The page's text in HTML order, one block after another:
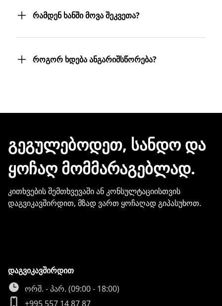
მითითებულ მისამართზე მოგაწვდით.
თუ თქვენი ბიზნესი რამდენიმე
ფილიალს/ლოკაციას მოიცავს,
მოგიტანთ. მიტანის სერვისი უფასოა.
რამდენ ხანში მოვა შეკვეთა?
თუმცა, ჩვენ ისეთი ყოჩაღები ვართ, 3
სამუშაო დღეც არ დაგვჭირდება.
როგორ ხდება ანგარიშსწორება?
ჩვენთან პროდუქციის შეძენისთვის არ
მონაცემების და სხვა პირადი
ინფორმაციის გაზიარება.
ᲒᲔᲒᲣᲚᲔᲑᲝᲓᲔᲗ, ᲡᲐᲜᲓᲝ ᲓᲐ
ᲧᲝᲩᲐᲦ ᲛᲝᲛᲛᲐᲠᲐᲒᲔᲑᲚᲐᲓ.
კითხვების შემთხვევაში ან კონსულტაციისთვის
დაგვიკავშირდით, მზად ვართ ყოჩაღად გიპასუხოთ.
დაგვიკავშირდით
ორშ. - პარ. (09:00 - 18:00)
+995 557 14 87 87